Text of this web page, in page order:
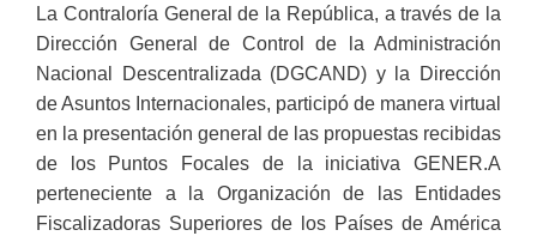
La Contraloría General de la República, a través de la
Dirección General de Control de la Administración
Nacional Descentralizada (DGCAND) y la Dirección
de Asuntos Internacionales, participó de manera virtual
en la presentación general de las propuestas recibidas
de los Puntos Focales de la iniciativa GENER.A
perteneciente a la Organización de las Entidades
Fiscalizadoras Superiores de los Países de América